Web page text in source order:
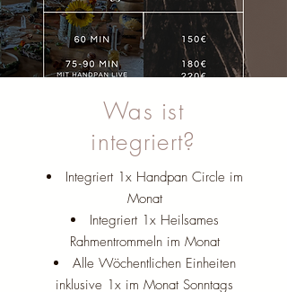
Was ist
integriert?
Integriert 1x Handpan Circle im
Monat
Integriert 1x Heilsames
Rahmentrommeln im Monat
Alle Wöchentlichen Einheiten
inklusive 1x im Monat Sonntags